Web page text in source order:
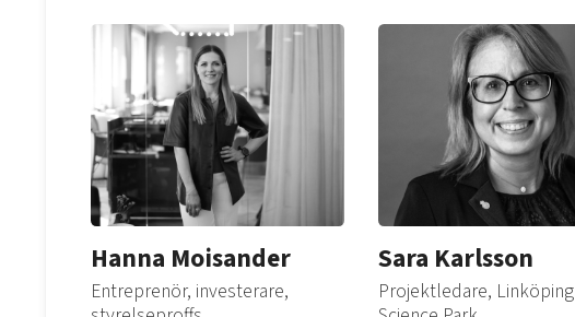
Hanna Moisander
Entreprenör, investerare,
Sara Karlsson
Projektledare, Linköping